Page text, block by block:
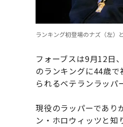
ランキング初登場のナズ（左）
フォーブスは9月12日
のランキングに44歳
られるベテランラッパ
現役のラッパーであり
ン・ホロウィッツと